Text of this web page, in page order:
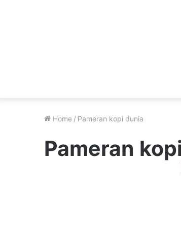
Home / Pameran kopi dunia
Pameran